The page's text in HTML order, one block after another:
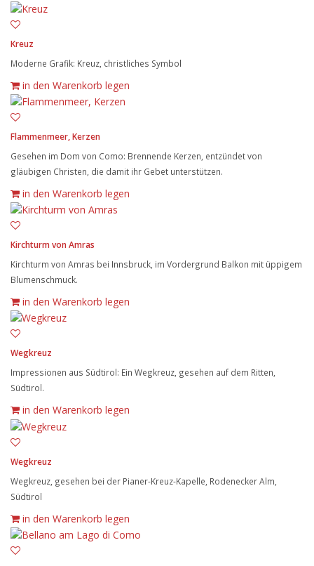
Kreuz
Moderne Grafik: Kreuz, christliches Symbol
in den Warenkorb legen
Flammenmeer, Kerzen
Gesehen im Dom von Como: Brennende Kerzen, entzündet von
gläubigen Christen, die damit ihr Gebet unterstützen.
in den Warenkorb legen
Kirchturm von Amras
Kirchturm von Amras bei Innsbruck, im Vordergrund Balkon mit üppigem
Blumenschmuck.
in den Warenkorb legen
Wegkreuz
Impressionen aus Südtirol: Ein Wegkreuz, gesehen auf dem Ritten,
Südtirol.
in den Warenkorb legen
Wegkreuz
Wegkreuz, gesehen bei der Pianer-Kreuz-Kapelle, Rodenecker Alm,
Südtirol
in den Warenkorb legen